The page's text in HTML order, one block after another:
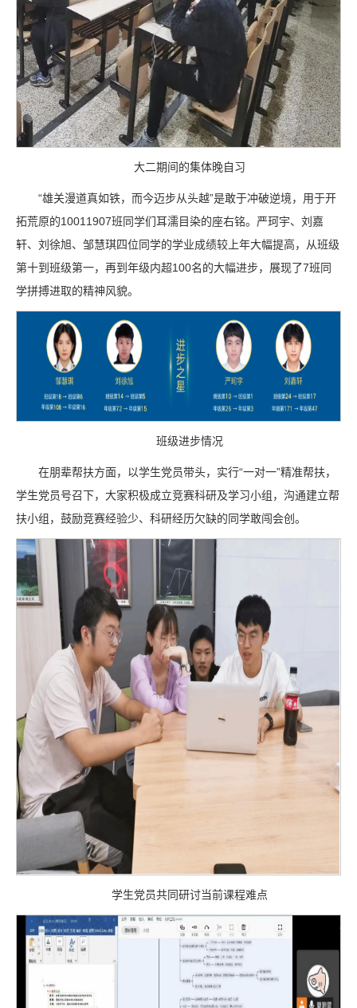
大二期间的集体晚自习
“雄关漫道真如铁，而今迈步从头越”是敢于冲破逆境，用于开
拓荒原的10011907班同学们耳濡目染的座右铭。严珂宇、刘嘉
轩、刘徐旭、邹慧琪四位同学的学业成绩较上年大幅提高，从班级
第十到班级第一，再到年级内超100名的大幅进步，展现了7班同
学拼搏进取的精神风貌。
班级进步情况
在朋辈帮扶方面，以学生党员带头，实行“一对一”精准帮扶，
学生党员号召下，大家积极成立竞赛科研及学习小组，沟通建立帮
扶小组，鼓励竞赛经验少、科研经历欠缺的同学敢闯会创。
学生党员共同研讨当前课程难点